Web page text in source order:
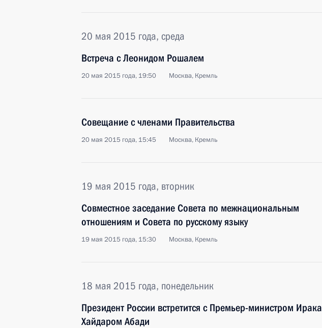
20 мая 2015 года, среда
Встреча с Леонидом Рошалем
20 мая 2015 года, 19:50 Москва, Кремль
Совещание с членами Правительства
20 мая 2015 года, 15:45 Москва, Кремль
19 мая 2015 года, вторник
Совместное заседание Совета по межнациональным
отношениям и Совета по русскому языку
19 мая 2015 года, 15:30 Москва, Кремль
18 мая 2015 года, понедельник
Президент России встретится с Премьер-министром Ирака
Хайдаром Абади